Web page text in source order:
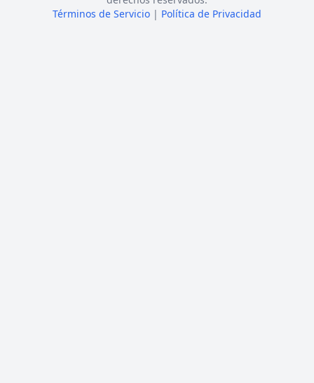
Términos de Servicio | Política de Privacidad